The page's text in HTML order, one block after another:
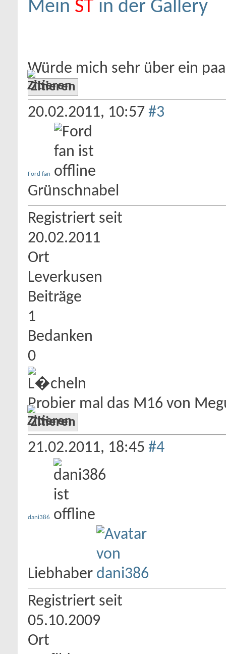
Mein ST in der Gallery
Würde mich sehr über ein
Zitieren
20.02.2011, 10:57 #3
Ford fan
Grünschnabel
Registriert seit
20.02.2011
Ort
Leverkusen
Beiträge
1
Bedanken
0
Probier mal das M16 von
Zitieren
21.02.2011, 18:45 #4
dani386
Liebhaber
Registriert seit
05.10.2009
Ort